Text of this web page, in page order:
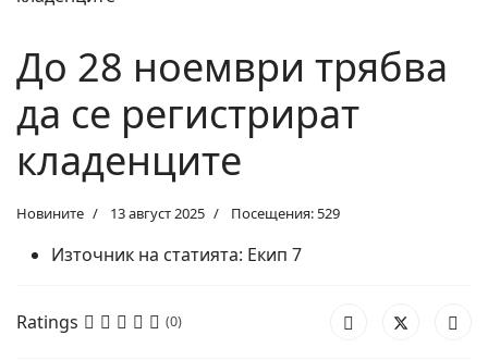
До 28 ноември трябва
да се регистрират
кладенците
Новините 13 август 2025 Посещения: 529
Източник на статията: Екип 7
Ratings (0)